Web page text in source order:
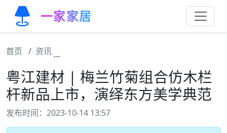
一家家居
首页 资讯
粤江建材 | 梅兰竹菊组合仿木栏
杆新品上市，演绎东方美学典范
发布时间：2023-10-14 13:57